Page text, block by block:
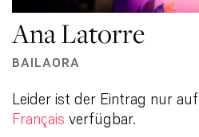
Ana Latorre
BAILAORA
Leider ist der Eintrag nur auf
Français verfügbar.